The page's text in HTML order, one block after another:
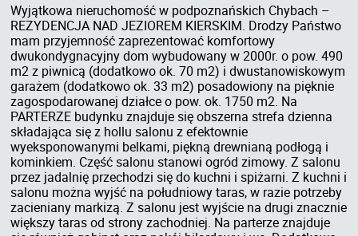
Wyjątkowa nieruchomość w podpoznańskich Chybach –
REZYDENCJA NAD JEZIOREM KIERSKIM. Drodzy Państwo
mam przyjemność zaprezentować komfortowy
dwukondygnacyjny dom wybudowany w 2000r. o pow. 490
m2 z piwnicą (dodatkowo ok. 70 m2) i dwustanowiskowym
garażem (dodatkowo ok. 33 m2) posadowiony na pięknie
zagospodarowanej działce o pow. ok. 1750 m2. Na
PARTERZE budynku znajduje się obszerna strefa dzienna
składająca się z hollu salonu z efektownie
wyeksponowanymi belkami, piękną drewnianą podłogą i
kominkiem. Część salonu stanowi ogród zimowy. Z salonu
przez jadalnię przechodzi się do kuchni i spiżarni. Z kuchni i
salonu można wyjść na południowy taras, w razie potrzeby
zacieniany markizą. Z salonu jest wyjście na drugi znacznie
większy taras od strony zachodniej. Na parterze znajduje